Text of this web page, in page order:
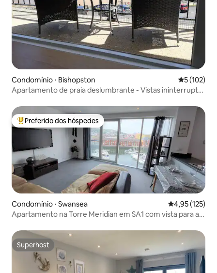
Condomínio ⋅ Bishopston 5 de uma
5 (102)
Apartamento de praia deslumbrante - Vistas ininterruptas
Entre os melhores preferidos dos hóspedes
Preferido dos hóspedes
Condomínio ⋅ Swansea 4,95 de uma
4,95 (125)
Apartamento na Torre Meridian em SA1 com vista para a
Superhost
Superhost